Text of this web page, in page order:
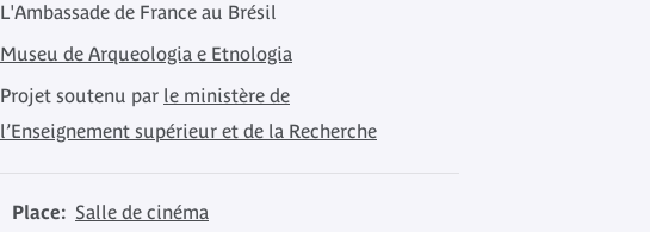
L'Ambassade de France au Brésil
Museu de Arqueologia e Etnologia
Projet soutenu par le ministère de
l’Enseignement supérieur et de la Recherche
Place: Salle de cinéma